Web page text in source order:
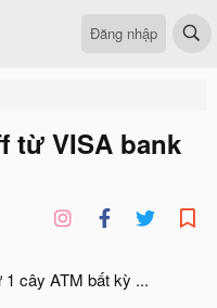
Đăng nhập
từ VISA bank
cây ATM bất kỳ ...